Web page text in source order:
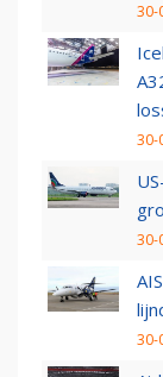
30-
30-
30-
30-